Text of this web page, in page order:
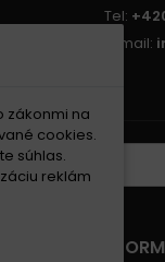
Tel:
E-mail:
zákonmi na
cookies.
súhlas.
reklám